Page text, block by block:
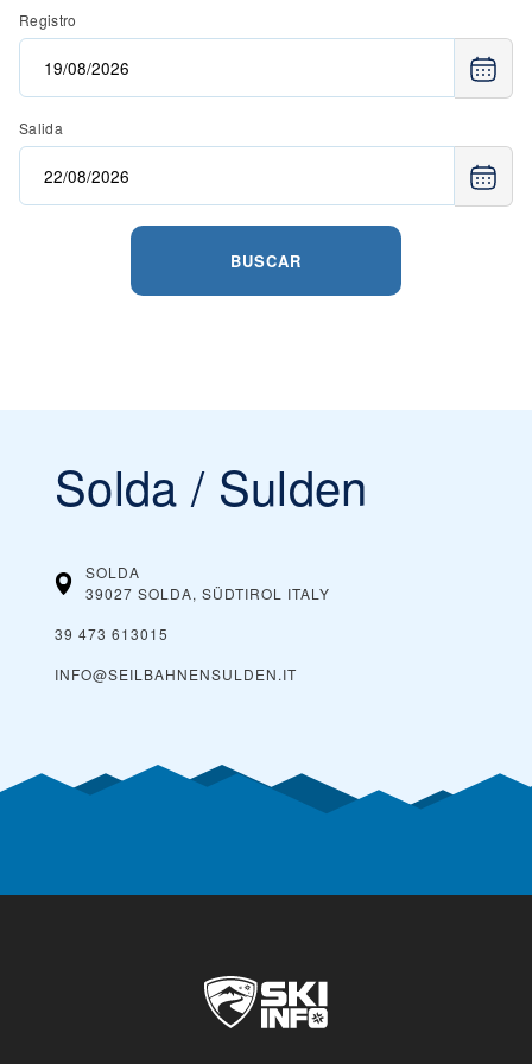
Registro
Salida
BUSCAR
Solda / Sulden
SOLDA
39027 SOLDA, SÜDTIROL ITALY
39 473 613015
INFO@SEILBAHNENSULDEN.IT